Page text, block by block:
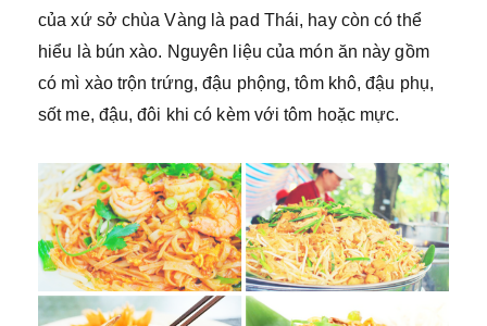
của xứ sở chùa Vàng là pad Thái, hay còn có thể
hiểu là bún xào. Nguyên liệu của món ăn này gồm
có mì xào trộn trứng, đậu phộng, tôm khô, đậu phụ,
sốt me, đậu, đôi khi có kèm với tôm hoặc mực.